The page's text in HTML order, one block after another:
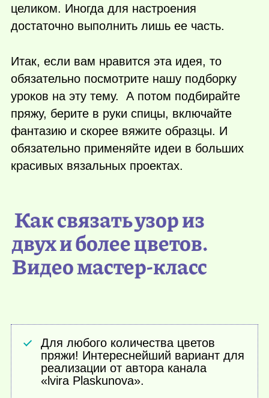
целиком. Иногда для настроения
достаточно выполнить лишь ее часть.
Итак, если вам нравится эта идея, то
обязательно посмотрите нашу подборку
уроков на эту тему. А потом подбирайте
пряжу, берите в руки спицы, включайте
фантазию и скорее вяжите образцы. И
обязательно применяйте идеи в больших
красивых вязальных проектах.
Как связать узор из
двух и более цветов.
Видео мастер-класс
Для любого количества цветов
пряжи! Интереснейший вариант для
реализации от автора канала
«lvira Plaskunova».